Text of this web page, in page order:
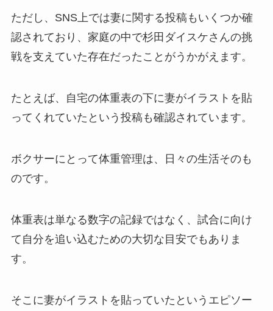
ただし、SNS上では妻に関する投稿もいくつか確
認されており、家庭の中で杉田ダイスケさんの挑
戦を支えていた存在だったことがうかがえます。
たとえば、自宅の体重表の下に妻がイラストを貼
ってくれていたという投稿も確認されています。
ボクサーにとって体重管理は、日々の生活そのも
のです。
体重表は単なる数字の記録ではなく、試合に向け
て自分を追い込むための大切な目安でもありま
す。
そこに妻がイラストを貼っていたというエピソー